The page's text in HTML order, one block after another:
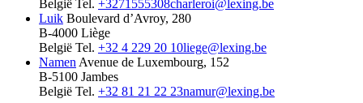
België Tel. +3271555308charleroi@lexing.be
Luik Boulevard d’Avroy, 280
B-4000 Liège
België Tel. +32 4 229 20 10liege@lexing.be
Namen Avenue de Luxembourg, 152
B-5100 Jambes
België Tel. +32 81 21 22 23namur@lexing.be